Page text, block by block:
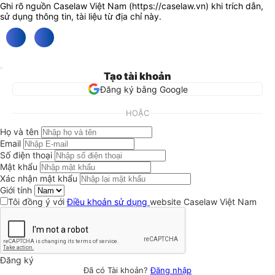
Ghi rõ nguồn Caselaw Việt Nam (https://caselaw.vn) khi trích dẫn,
sử dụng thông tin, tài liệu từ địa chỉ này.
Tạo tài khoản
Đăng ký bằng Google
HOẶC
Họ và tên
Email
Số điện thoại
Mật khẩu
Xác nhận mật khẩu
Giới tính
Tôi đồng ý vớiĐiều khoản sử dụng website Caselaw Việt Nam
Đăng ký
Đã có Tài khoản?Đăng nhập